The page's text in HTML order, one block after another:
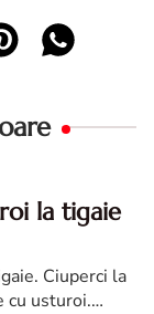
la tigaie
Ciuperci la
cu usturoi.